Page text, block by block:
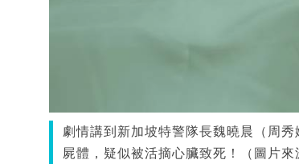
劇情講到新加坡特警隊長魏曉晨（周
屍體，疑似被活摘心臟致死！（圖片來